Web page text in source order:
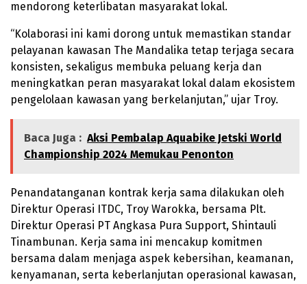
mendorong keterlibatan masyarakat lokal.
“Kolaborasi ini kami dorong untuk memastikan standar
pelayanan kawasan The Mandalika tetap terjaga secara
konsisten, sekaligus membuka peluang kerja dan
meningkatkan peran masyarakat lokal dalam ekosistem
pengelolaan kawasan yang berkelanjutan,” ujar Troy.
Baca Juga : Aksi Pembalap Aquabike Jetski World
Championship 2024 Memukau Penonton
Penandatanganan kontrak kerja sama dilakukan oleh
Direktur Operasi ITDC, Troy Warokka, bersama Plt.
Direktur Operasi PT Angkasa Pura Support, Shintauli
Tinambunan. Kerja sama ini mencakup komitmen
bersama dalam menjaga aspek kebersihan, keamanan,
kenyamanan, serta keberlanjutan operasional kawasan,